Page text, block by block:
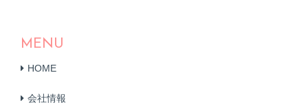
MENU
HOME
会社情報